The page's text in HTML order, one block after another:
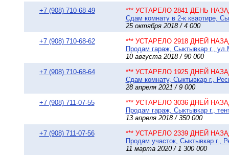
+7 (908) 710-68-49
*** УСТАРЕЛО 2841 ДЕНЬ
Сдам комнату в 2-к квартире,
25 октября 2018 / 4 000
+7 (908) 710-68-62
*** УСТАРЕЛО 2918 ДНЕЙ
Продам гараж, Сыктывкар г.,
10 августа 2018 / 90 000
+7 (908) 710-68-64
*** УСТАРЕЛО 1925 ДНЕЙ
Сдам комнату, Сыктывкар г.,
28 апреля 2021 / 9 000
+7 (908) 711-07-55
*** УСТАРЕЛО 3036 ДНЕЙ
Продам гараж, Сыктывкар г.,
13 апреля 2018 / 350 000
+7 (908) 711-07-56
*** УСТАРЕЛО 2339 ДНЕЙ
Продам участок, Сыктывкар г.,
11 марта 2020 / 1 300 000